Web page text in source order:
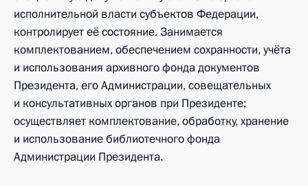
исполнительной власти субъектов Федерации,
контролирует её состояние. Занимается
комплектованием, обеспечением сохранности, учёта
и использования архивного фонда документов
Президента, его Администрации, совещательных
и консультативных органов при Президенте;
осуществляет комплектование, обработку, хранение
и использование библиотечного фонда
Администрации Президента.